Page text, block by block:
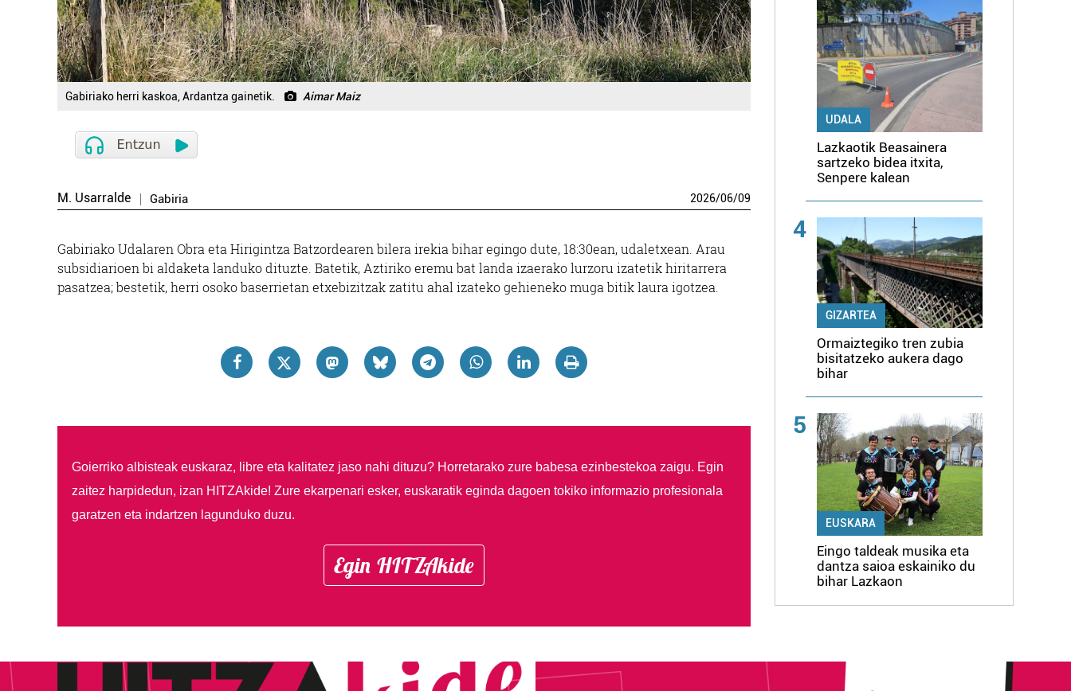
Gabiriako herri kaskoa, Ardantza gainetik. Aimar Maiz
M. Usarralde Gabiria 2026/06/09
Gabiriako Udalaren Obra eta Hirigintza Batzordearen bilera irekia bihar egingo dute, 18:30ean, udaletxean. Arau
subsidiarioen bi aldaketa landuko dituzte. Batetik, Aztiriko eremu bat landa izaerako lurzoru izatetik hiritarrera
pasatzea; bestetik, herri osoko baserrietan etxebizitzak zatitu ahal izateko gehieneko muga bitik laura igotzea.
Goierriko albisteak euskaraz, libre eta kalitatez jaso nahi dituzu? Horretarako zure babesa ezinbestekoa zaigu. Egin
zaitez harpidedun, izan HITZAkide! Zure ekarpenari esker, euskaratik eginda dagoen tokiko informazio profesionala
garatzen eta indartzen lagunduko duzu.
Egin HITZAkide
UDALA
Lazkaotik Beasainera
sartzeko bidea itxita,
Senpere kalean
4
GIZARTEA
Ormaiztegiko tren zubia
bisitatzeko aukera dago
bihar
5
EUSKARA
Eingo taldeak musika eta
dantza saioa eskainiko du
bihar Lazkaon